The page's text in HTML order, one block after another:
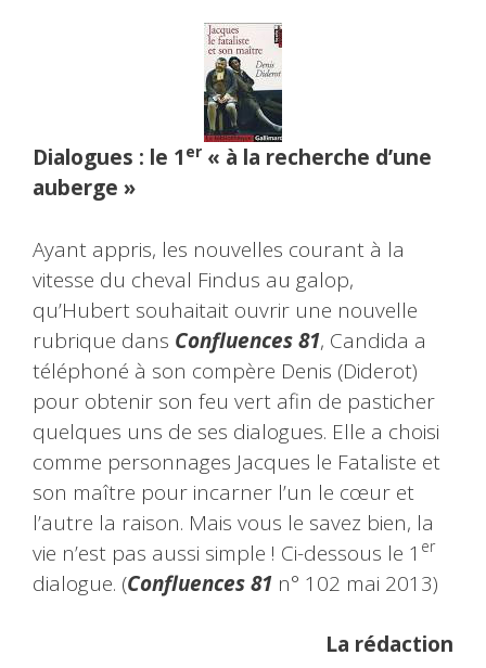
Dialogues : le 1 er « à la recherche d’une
auberge »
Ayant appris, les nouvelles courant à la
vitesse du cheval Findus au galop,
qu’Hubert souhaitait ouvrir une nouvelle
rubrique dans Confluences 81, Candida a
téléphoné à son compère Denis (Diderot)
pour obtenir son feu vert afin de pasticher
quelques uns de ses dialogues. Elle a choisi
comme personnages Jacques le Fataliste et
son maître pour incarner l’un le cœur et
l’autre la raison. Mais vous le savez bien, la
vie n’est pas aussi simple ! Ci-dessous le 1 er
dialogue. (Confluences 81 n° 102 mai 2013)
La rédaction